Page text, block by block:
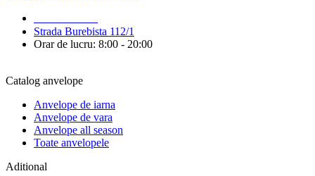
Strada Burebista 112/1
Orar de lucru: 8:00 - 20:00
Catalog anvelope
Anvelope de iarna
Anvelope de vara
Anvelope all season
Toate anvelopele
Aditional